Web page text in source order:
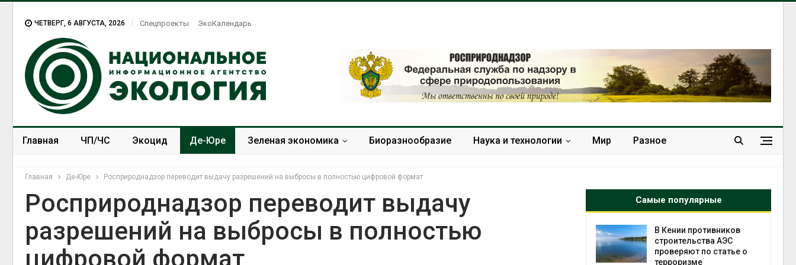
ЧЕТВЕРГ, 6 АВГУСТА, 2026 Спецпроекты ЭкоКалендарь
Главная ЧП/ЧС Экоцид Де-Юре Зеленая экономика Биоразнообразие Наука и технологии Мир Разное
Главная Де-Юре Росприроднадзор переводит выдачу разрешений на выбросы в полностью цифровой формат
Росприроднадзор переводит выдачу
разрешений на выбросы в полностью
цифровой формат
Самые популярные
Суд взыскал с
золотодобывающей
компании 145,4 млн
рублей за ущерб недрам
Новый порядок расчёта
нарушений квот на
Суд взыскал с
золотодобывающей
компании 145,4 млн
рублей за ущерб недрам